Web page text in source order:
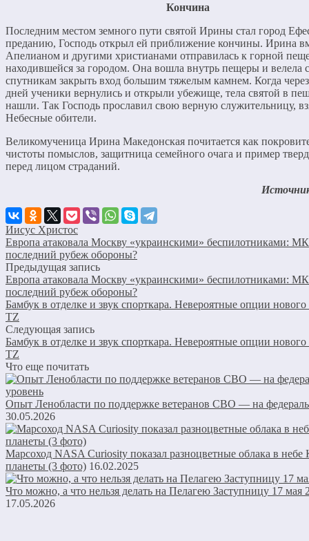
Кончина
Последним местом земного пути святой Ирины стал город
преданию, Господь открыл ей приближение кончины. Ирина
Апелианом и другими христианами отправилась к горной
находившейся за городом. Она вошла внутрь пещеры и велела
спутникам закрыть вход большим тяжелым камнем. Когда через
дней ученики вернулись и открыли убежище, тела святой в
нашли. Так Господь прославил свою верную служительницу,
Небесные обители.
Великомученица Ирина Македонская почитается как
чистоты помыслов, защитница семейного очага и пример
перед лицом страданий.
Иисус Христос
Европа атаковала Москву «украинскими» беспилотниками:
последний рубеж обороны?
Предыдущая запись
Европа атаковала Москву «украинскими» беспилотниками:
последний рубеж обороны?
Бамбук в отделке и звук спорткара. Невероятные опции нового
TZ
Следующая запись
Бамбук в отделке и звук спорткара. Невероятные опции нового
TZ
Что еще почитать
Опыт Ленобласти по поддержке ветеранов СВО — на
30.05.2026
Марсоход NASA Curiosity показал разноцветные облака в небе
планеты (3 фото) 16.02.2025
Что можно, а что нельзя делать на Пелагею Заступницу 17 мая
17.05.2026